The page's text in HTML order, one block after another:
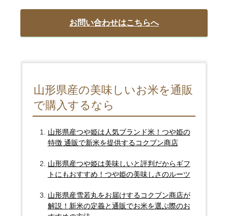
お問い合わせはこちらへ
山形県産の美味しいお米を通販
で購入するなら
山形県産つや姫は人気ブランド米！つや姫の
特徴 通販で新米を提供するコクブン商店
山形県産つや姫は美味しいと評判だからギフ
トにもおすすめ！つや姫の美味しさのルーツ
山形県産雪若丸をお届けするコクブン商店が
解説！新米の定義と通販でお米を選ぶ際のお